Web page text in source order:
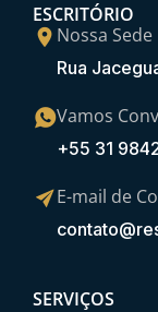
ESCRITÓRIO
Nossa Sede
Rua
Vamos
+55 31
E-mail de
SERVIÇOS